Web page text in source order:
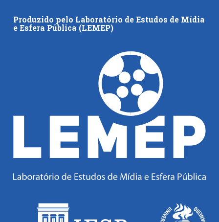
Produzido pelo Laboratório de Estudos de Mídia
e Esfera Pública (LEMEP)